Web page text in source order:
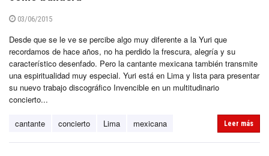
03/06/2015
Desde que se le ve se percibe algo muy diferente a la Yuri que
recordamos de hace años, no ha perdido la frescura, alegría y su
característico desenfado. Pero la cantante mexicana también transmite
una espiritualidad muy especial. Yuri está en Lima y lista para presentar
su nuevo trabajo discográfico Invencible en un multitudinario
concierto...
cantante concierto Lima mexicana Leer más